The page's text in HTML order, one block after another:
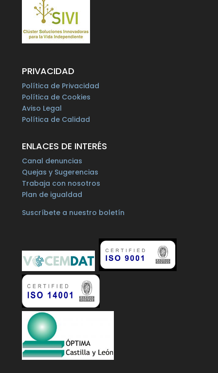
PRIVACIDAD
Política de Privacidad
Política de Cookies
Aviso Legal
Política de Calidad
ENLACES DE INTERÉS
Canal denuncias
Quejas y Sugerencias
Trabaja con nosotros
Plan de igualdad
Suscríbete a nuestro boletín